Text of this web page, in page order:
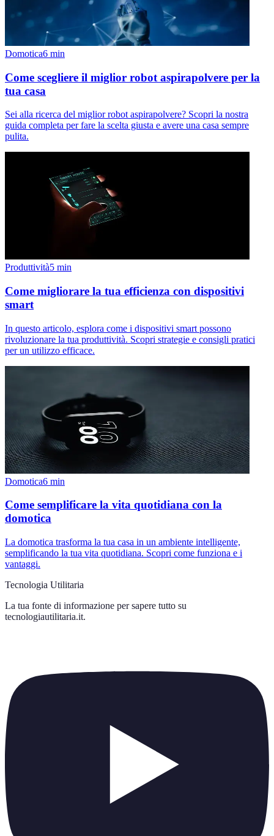
Domotica6 min
Come scegliere il miglior robot aspirapolvere per la
tua casa
Sei alla ricerca del miglior robot aspirapolvere? Scopri la nostra
guida completa per fare la scelta giusta e avere una casa sempre
pulita.
Produttività5 min
Come migliorare la tua efficienza con dispositivi
smart
In questo articolo, esplora come i dispositivi smart possono
rivoluzionare la tua produttività. Scopri strategie e consigli pratici
per un utilizzo efficace.
Domotica6 min
Come semplificare la vita quotidiana con la
domotica
La domotica trasforma la tua casa in un ambiente intelligente,
semplificando la tua vita quotidiana. Scopri come funziona e i
vantaggi.
Tecnologia Utilitaria
La tua fonte di informazione per sapere tutto su
tecnologiautilitaria.it.